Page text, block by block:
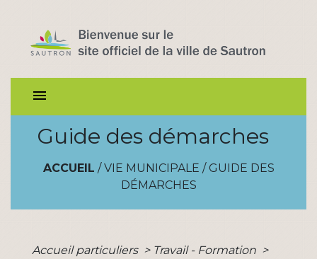
menu
Guide des démarches
ACCUEIL / VIE MUNICIPALE / GUIDE DES
DÉMARCHES
Accueil particuliers > Travail - Formation >